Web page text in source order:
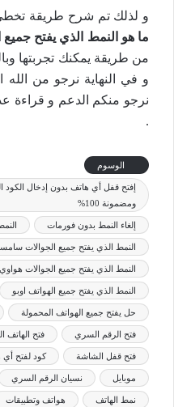
و لذلك تم شرح طريقة
ما هو النمط الذي يفتح جميع
من طريقة يمكنك تجربتها
و في النهاية نرجو من
نرجو منكم الدعم و قراءة
.
الوسوم
ومضمونة 100%
إلغاء النمط بدون فورمات
النمط الذي يفتح جميع الجوالات
النمط الذي يفتح جميع الجوالات هواوي
النمط الذي يفتح جميع الهواتف اوبو
حل يفتح جميع الهواتف المحمولة
فتح الرقم السري فتح الهاتف
فتح قفل الشاشة كود لفتح أي
موبايل نسيان الرقم السري
نمط الهاتف هواتف وتطبيقات